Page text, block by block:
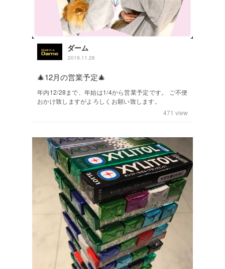
ダーム
2019.11.28
🎄12月の営業予定🎄
年内12/28まで、年始は1/4から営業予定です。 ご不便
おかけ致しますがよろしくお願い致します。
471 view